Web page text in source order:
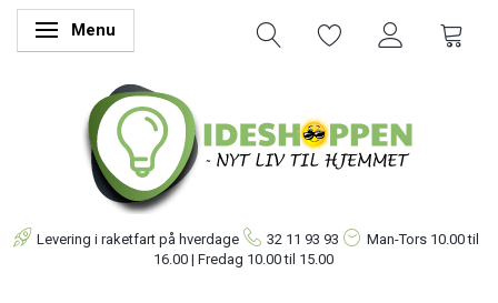
Skifte navigation
Menu
Levering i raketfart på hverdage 32 11 93 93 Man-Tors 10.00 til
16.00 | Fredag 10.00 til 15.00